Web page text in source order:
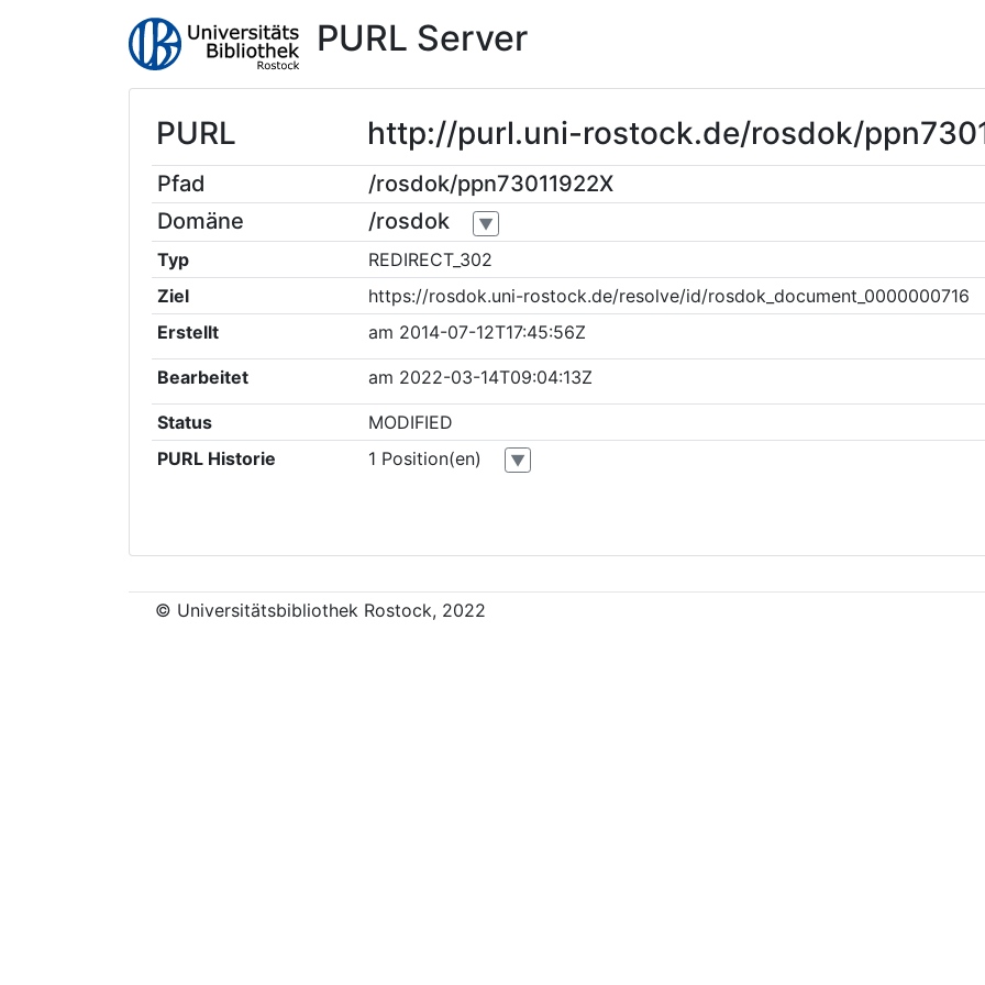
PURL Server
PURL http://purl.uni-rostock.de/rosdok/
Pfad
/rosdok/ppn73011922X
Domäne
/rosdok ▼
Typ
REDIRECT_302
Ziel
https://rosdok.uni-rostock.de/resolve/id/rosdok_document_0000000716
Erstellt
am 2014-07-12T17:45:56Z
Bearbeitet am 2022-03-14T09:04:13Z
Status
MODIFIED
PURL Historie
1 Position(en) ▼
© Universitätsbibliothek Rostock, 2022